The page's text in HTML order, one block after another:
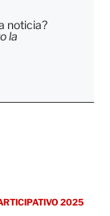
noticia?
la
2025